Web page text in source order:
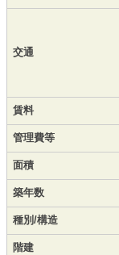
交通
賃料
管理費等
面積
築年数
種別/構造
階建